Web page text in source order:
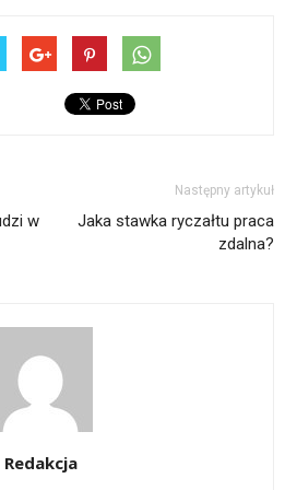
w
Następny artykuł
Jaka stawka ryczałtu praca
zdalna?
Redakcja